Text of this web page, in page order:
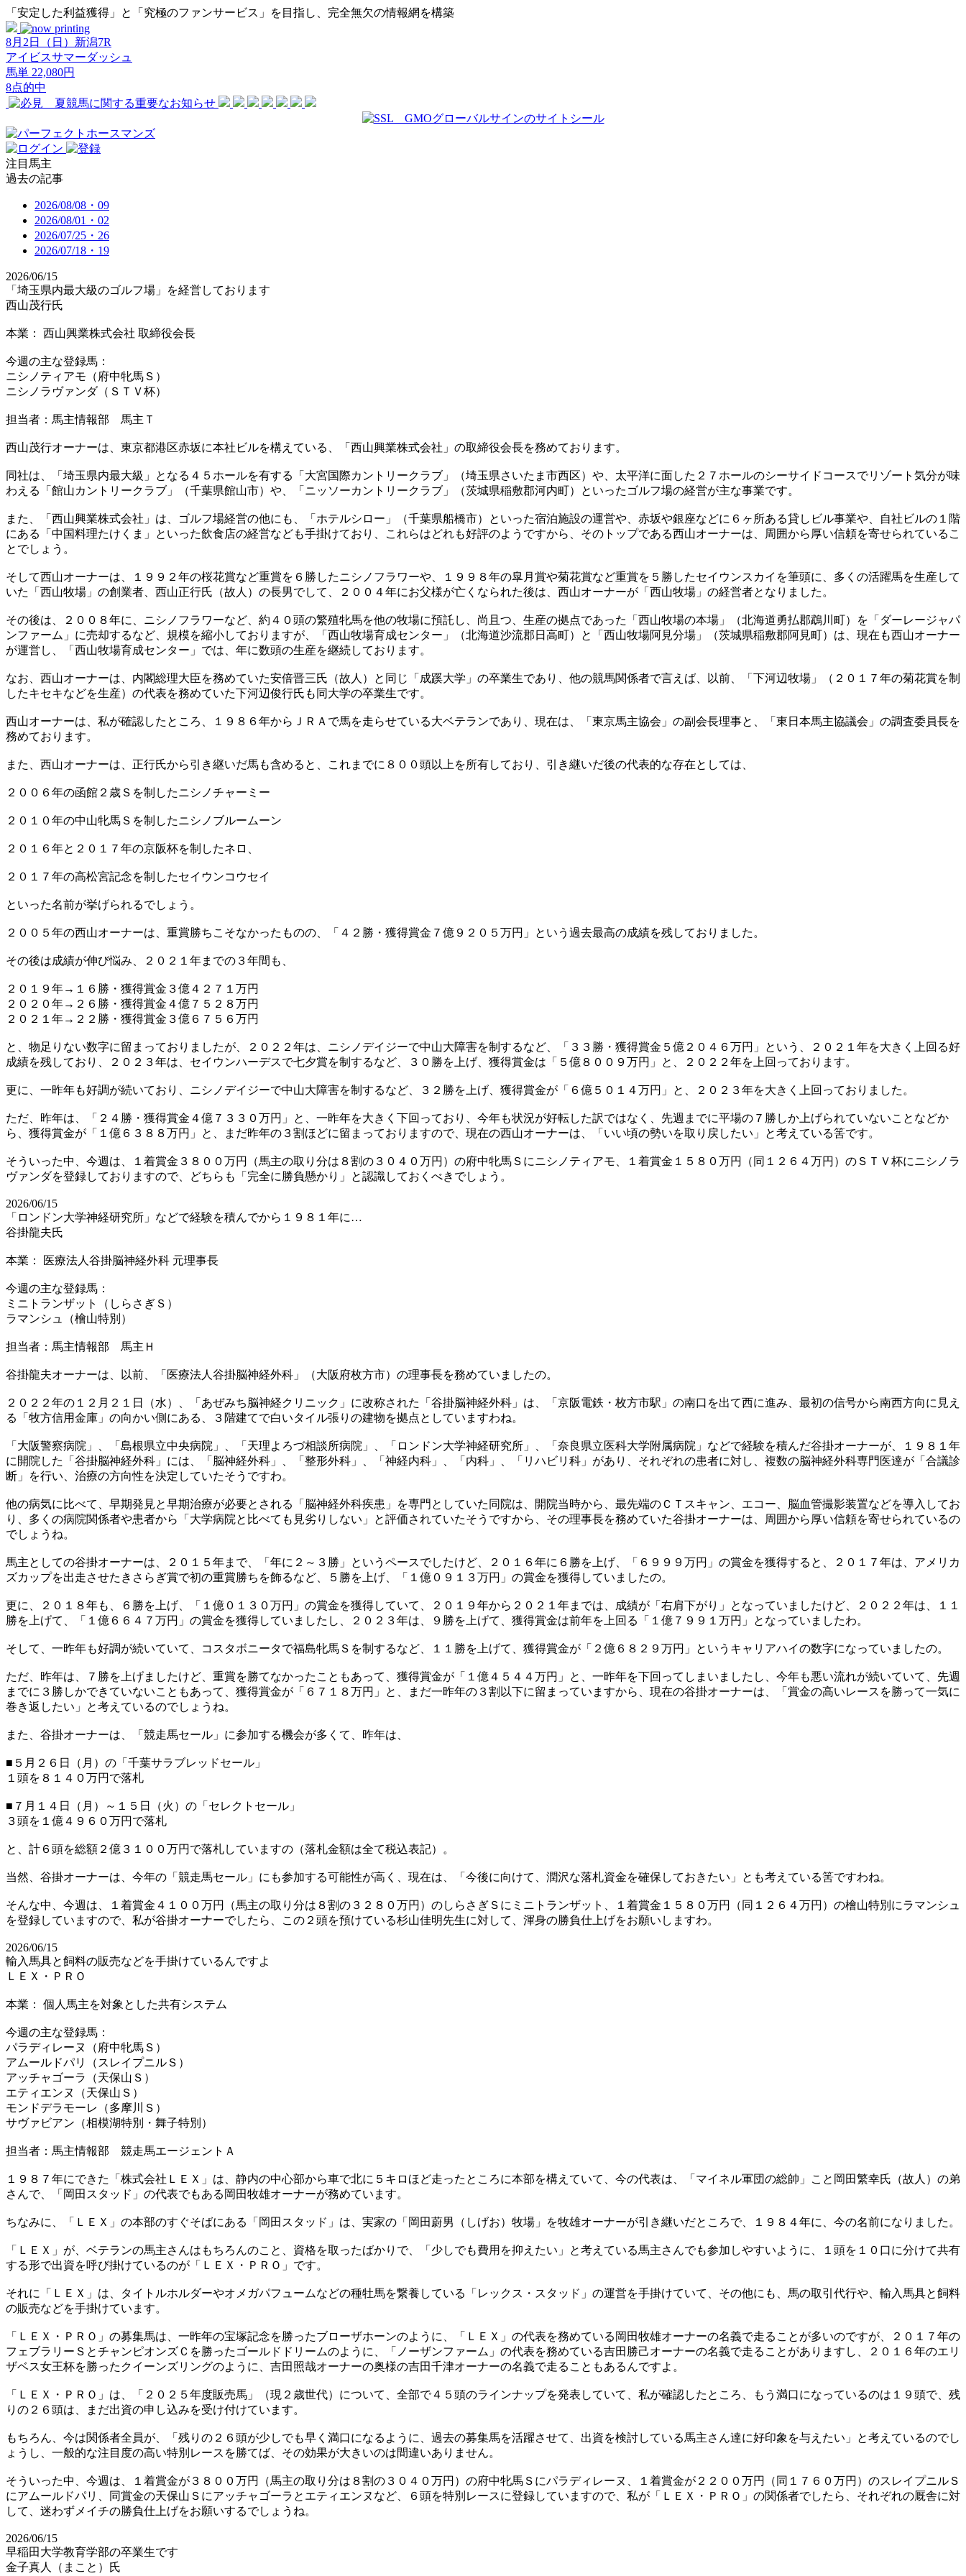
「安定した利益獲得」と「究極のファンサービス」を目指し、完全無欠の情報網を構築
8月2日（日）新潟7R
アイビスサマーダッシュ
馬単 22,080円
8点的中
注目馬主
過去の記事
2026/08/08・09
2026/08/01・02
2026/07/25・26
2026/07/18・19
2026/06/15
「埼玉県内最大級のゴルフ場」を経営しております
西山茂行氏
本業： 西山興業株式会社 取締役会長
今週の主な登録馬：
ニシノティアモ（府中牝馬Ｓ）
ニシノラヴァンダ（ＳＴＶ杯）
担当者：馬主情報部 馬主Ｔ
西山茂行オーナーは、東京都港区赤坂に本社ビルを構えている、「西山興業株式会社」の取締役会長を務めております。
同社は、「埼玉県内最大級」となる４５ホールを有する「大宮国際カントリークラブ」（埼玉県さいたま市西区）や、太平洋に面した２７ホールのシーサイドコースでリゾート気分が味
わえる「館山カントリークラブ」（千葉県館山市）や、「ニッソーカントリークラブ」（茨城県稲敷郡河内町）といったゴルフ場の経営が主な事業です。
また、「西山興業株式会社」は、ゴルフ場経営の他にも、「ホテルシロー」（千葉県船橋市）といった宿泊施設の運営や、赤坂や銀座などに６ヶ所ある貸しビル事業や、自社ビルの１階
にある「中国料理たけくま」といった飲食店の経営なども手掛けており、これらはどれも好評のようですから、そのトップである西山オーナーは、周囲から厚い信頼を寄せられているこ
とでしょう。
そして西山オーナーは、１９９２年の桜花賞など重賞を６勝したニシノフラワーや、１９９８年の皐月賞や菊花賞など重賞を５勝したセイウンスカイを筆頭に、多くの活躍馬を生産して
いた「西山牧場」の創業者、西山正行氏（故人）の長男でして、２００４年にお父様が亡くなられた後は、西山オーナーが「西山牧場」の経営者となりました。
その後は、２００８年に、ニシノフラワーなど、約４０頭の繁殖牝馬を他の牧場に預託し、尚且つ、生産の拠点であった「西山牧場の本場」（北海道勇払郡鵡川町）を「ダーレージャパ
ンファーム」に売却するなど、規模を縮小しておりますが、「西山牧場育成センター」（北海道沙流郡日高町）と「西山牧場阿見分場」（茨城県稲敷郡阿見町）は、現在も西山オーナー
が運営し、「西山牧場育成センター」では、年に数頭の生産を継続しております。
なお、西山オーナーは、内閣総理大臣を務めていた安倍晋三氏（故人）と同じ「成蹊大学」の卒業生であり、他の競馬関係者で言えば、以前、「下河辺牧場」（２０１７年の菊花賞を制
したキセキなどを生産）の代表を務めていた下河辺俊行氏も同大学の卒業生です。
西山オーナーは、私が確認したところ、１９８６年からＪＲＡで馬を走らせている大ベテランであり、現在は、「東京馬主協会」の副会長理事と、「東日本馬主協議会」の調査委員長を
務めております。
また、西山オーナーは、正行氏から引き継いだ馬も含めると、これまでに８００頭以上を所有しており、引き継いだ後の代表的な存在としては、
２００６年の函館２歳Ｓを制したニシノチャーミー
２０１０年の中山牝馬Ｓを制したニシノブルームーン
２０１６年と２０１７年の京阪杯を制したネロ、
２０１７年の高松宮記念を制したセイウンコウセイ
といった名前が挙げられるでしょう。
２００５年の西山オーナーは、重賞勝ちこそなかったものの、「４２勝・獲得賞金７億９２０５万円」という過去最高の成績を残しておりました。
その後は成績が伸び悩み、２０２１年までの３年間も、
２０１９年→１６勝・獲得賞金３億４２７１万円
２０２０年→２６勝・獲得賞金４億７５２８万円
２０２１年→２２勝・獲得賞金３億６７５６万円
と、物足りない数字に留まっておりましたが、２０２２年は、ニシノデイジーで中山大障害を制するなど、「３３勝・獲得賞金５億２０４６万円」という、２０２１年を大きく上回る好
成績を残しており、２０２３年は、セイウンハーデスで七夕賞を制するなど、３０勝を上げ、獲得賞金は「５億８００９万円」と、２０２２年を上回っております。
更に、一昨年も好調が続いており、ニシノデイジーで中山大障害を制するなど、３２勝を上げ、獲得賞金が「６億５０１４万円」と、２０２３年を大きく上回っておりました。
ただ、昨年は、「２４勝・獲得賞金４億７３３０万円」と、一昨年を大きく下回っており、今年も状況が好転した訳ではなく、先週までに平場の７勝しか上げられていないことなどか
ら、獲得賞金が「１億６３８８万円」と、まだ昨年の３割ほどに留まっておりますので、現在の西山オーナーは、「いい頃の勢いを取り戻したい」と考えている筈です。
そういった中、今週は、１着賞金３８００万円（馬主の取り分は８割の３０４０万円）の府中牝馬Ｓにニシノティアモ、１着賞金１５８０万円（同１２６４万円）のＳＴＶ杯にニシノラ
ヴァンダを登録しておりますので、どちらも「完全に勝負懸かり」と認識しておくべきでしょう。
2026/06/15
「ロンドン大学神経研究所」などで経験を積んでから１９８１年に…
谷掛龍夫氏
本業： 医療法人谷掛脳神経外科 元理事長
今週の主な登録馬：
ミニトランザット（しらさぎＳ）
ラマンシュ（檜山特別）
担当者：馬主情報部 馬主Ｈ
谷掛龍夫オーナーは、以前、「医療法人谷掛脳神経外科」（大阪府枚方市）の理事長を務めていましたの。
２０２２年の１２月２１日（水）、「あぜみち脳神経クリニック」に改称された「谷掛脳神経外科」は、「京阪電鉄・枚方市駅」の南口を出て西に進み、最初の信号から南西方向に見え
る「牧方信用金庫」の向かい側にある、３階建てで白いタイル張りの建物を拠点としていますわね。
「大阪警察病院」、「島根県立中央病院」、「天理よろづ相談所病院」、「ロンドン大学神経研究所」、「奈良県立医科大学附属病院」などで経験を積んだ谷掛オーナーが、１９８１年
に開院した「谷掛脳神経外科」には、「脳神経外科」、「整形外科」、「神経内科」、「内科」、「リハビリ科」があり、それぞれの患者に対し、複数の脳神経外科専門医達が「合議診
断」を行い、治療の方向性を決定していたそうですわ。
他の病気に比べて、早期発見と早期治療が必要とされる「脳神経外科疾患」を専門としていた同院は、開院当時から、最先端のＣＴスキャン、エコー、脳血管撮影装置などを導入してお
り、多くの病院関係者や患者から「大学病院と比べても見劣りしない」と評価されていたそうですから、その理事長を務めていた谷掛オーナーは、周囲から厚い信頼を寄せられているの
でしょうね。
馬主としての谷掛オーナーは、２０１５年まで、「年に２～３勝」というペースでしたけど、２０１６年に６勝を上げ、「６９９９万円」の賞金を獲得すると、２０１７年は、アメリカ
ズカップを出走させたきさらぎ賞で初の重賞勝ちを飾るなど、５勝を上げ、「１億０９１３万円」の賞金を獲得していましたの。
更に、２０１８年も、６勝を上げ、「１億０１３０万円」の賞金を獲得していて、２０１９年から２０２１年までは、成績が「右肩下がり」となっていましたけど、２０２２年は、１１
勝を上げて、「１億６６４７万円」の賞金を獲得していましたし、２０２３年は、９勝を上げて、獲得賞金は前年を上回る「１億７９９１万円」となっていましたわ。
そして、一昨年も好調が続いていて、コスタボニータで福島牝馬Ｓを制するなど、１１勝を上げて、獲得賞金が「２億６８２９万円」というキャリアハイの数字になっていましたの。
ただ、昨年は、７勝を上げましたけど、重賞を勝てなかったこともあって、獲得賞金が「１億４５４４万円」と、一昨年を下回ってしまいましたし、今年も悪い流れが続いていて、先週
までに３勝しかできていないこともあって、獲得賞金が「６７１８万円」と、まだ一昨年の３割以下に留まっていますから、現在の谷掛オーナーは、「賞金の高いレースを勝って一気に
巻き返したい」と考えているのでしょうね。
また、谷掛オーナーは、「競走馬セール」に参加する機会が多くて、昨年は、
■５月２６日（月）の「千葉サラブレッドセール」
１頭を８１４０万円で落札
■７月１４日（月）～１５日（火）の「セレクトセール」
３頭を１億４９６０万円で落札
と、計６頭を総額２億３１００万円で落札していますの（落札金額は全て税込表記）。
当然、谷掛オーナーは、今年の「競走馬セール」にも参加する可能性が高く、現在は、「今後に向けて、潤沢な落札資金を確保しておきたい」とも考えている筈ですわね。
そんな中、今週は、１着賞金４１００万円（馬主の取り分は８割の３２８０万円）のしらさぎＳにミニトランザット、１着賞金１５８０万円（同１２６４万円）の檜山特別にラマンシュ
を登録していますので、私が谷掛オーナーでしたら、この２頭を預けている杉山佳明先生に対して、渾身の勝負仕上げをお願いしますわ。
2026/06/15
輸入馬具と飼料の販売などを手掛けているんですよ
ＬＥＸ・ＰＲＯ
本業： 個人馬主を対象とした共有システム
今週の主な登録馬：
パラディレーヌ（府中牝馬Ｓ）
アムールドパリ（スレイプニルＳ）
アッチャゴーラ（天保山Ｓ）
エティエンヌ（天保山Ｓ）
モンドデラモーレ（多摩川Ｓ）
サヴァビアン（相模湖特別・舞子特別）
担当者：馬主情報部 競走馬エージェントＡ
１９８７年にできた「株式会社ＬＥＸ」は、静内の中心部から車で北に５キロほど走ったところに本部を構えていて、今の代表は、「マイネル軍団の総帥」こと岡田繁幸氏（故人）の弟
さんで、「岡田スタッド」の代表でもある岡田牧雄オーナーが務めています。
ちなみに、「ＬＥＸ」の本部のすぐそばにある「岡田スタッド」は、実家の「岡田蔚男（しげお）牧場」を牧雄オーナーが引き継いだところで、１９８４年に、今の名前になりました。
「ＬＥＸ」が、ベテランの馬主さんはもちろんのこと、資格を取ったばかりで、「少しでも費用を抑えたい」と考えている馬主さんでも参加しやすいように、１頭を１０口に分けて共有
する形で出資を呼び掛けているのが「ＬＥＸ・ＰＲＯ」です。
それに「ＬＥＸ」は、タイトルホルダーやオメガパフュームなどの種牡馬を繋養している「レックス・スタッド」の運営を手掛けていて、その他にも、馬の取引代行や、輸入馬具と飼料
の販売などを手掛けています。
「ＬＥＸ・ＰＲＯ」の募集馬は、一昨年の宝塚記念を勝ったブローザホーンのように、「ＬＥＸ」の代表を務めている岡田牧雄オーナーの名義で走ることが多いのですが、２０１７年の
フェブラリーＳとチャンピオンズＣを勝ったゴールドドリームのように、「ノーザンファーム」の代表を務めている吉田勝己オーナーの名義で走ることがありますし、２０１６年のエリ
ザベス女王杯を勝ったクイーンズリングのように、吉田照哉オーナーの奥様の吉田千津オーナーの名義で走ることもあるんですよ。
「ＬＥＸ・ＰＲＯ」は、「２０２５年度販売馬」（現２歳世代）について、全部で４５頭のラインナップを発表していて、私が確認したところ、もう満口になっているのは１９頭で、残
りの２６頭は、まだ出資の申し込みを受け付けています。
もちろん、今は関係者全員が、「残りの２６頭が少しでも早く満口になるように、過去の募集馬を活躍させて、出資を検討している馬主さん達に好印象を与えたい」と考えているのでし
ょうし、一般的な注目度の高い特別レースを勝てば、その効果が大きいのは間違いありません。
そういった中、今週は、１着賞金が３８００万円（馬主の取り分は８割の３０４０万円）の府中牝馬Ｓにパラディレーヌ、１着賞金が２２００万円（同１７６０万円）のスレイプニルＳ
にアムールドパリ、同賞金の天保山Ｓにアッチャゴーラとエティエンヌなど、６頭を特別レースに登録していますので、私が「ＬＥＸ・ＰＲＯ」の関係者でしたら、それぞれの厩舎に対
して、迷わずメイチの勝負仕上げをお願いするでしょうね。
2026/06/15
早稲田大学教育学部の卒業生です
金子真人（まこと）氏